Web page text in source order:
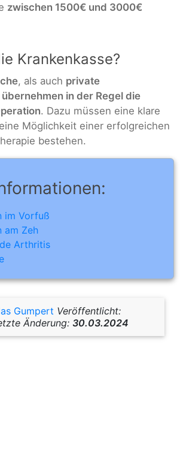
zwischen 1500€ und 3000€
Krankenkasse?
, als auch private
in der Regel die
. Dazu müssen eine klare
Möglichkeit einer erfolgreichen
bestehen.
im Vorfuß
am Zeh
Arthritis
Gumpert Veröffentlicht:
Änderung: 30.03.2024